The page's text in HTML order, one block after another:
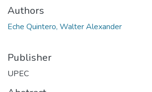
Authors
Eche Quintero, Walter Alexander
Publisher
UPEC